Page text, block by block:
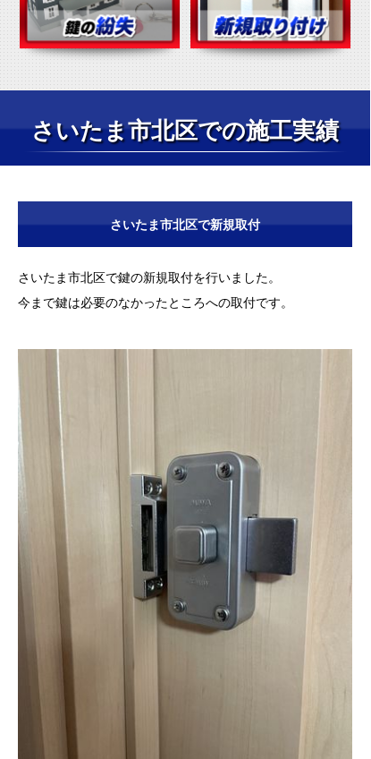
さいたま市北区での施工実績
さいたま市北区で新規取付
さいたま市北区で鍵の新規取付を行いました。
今まで鍵は必要のなかったところへの取付です。